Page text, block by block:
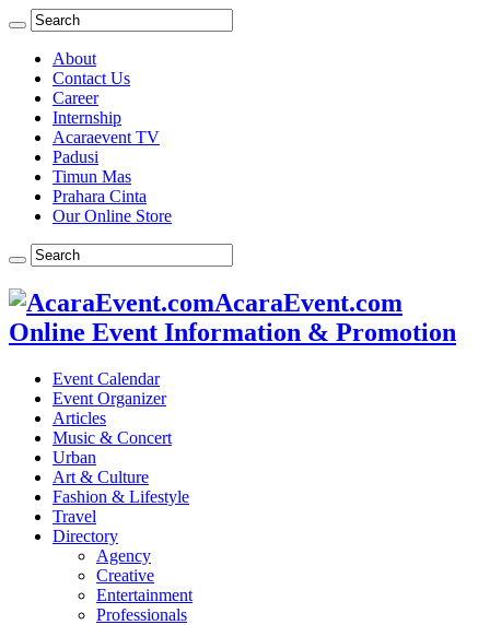
About
Contact Us
Career
Internship
Acaraevent TV
Padusi
Timun Mas
Prahara Cinta
Our Online Store
AcaraEvent.com
Online Event Information & Promotion
Event Calendar
Event Organizer
Articles
Music & Concert
Urban
Art & Culture
Fashion & Lifestyle
Travel
Directory
Agency
Creative
Entertainment
Professionals